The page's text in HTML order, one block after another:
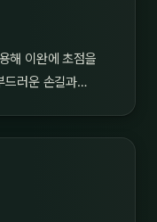
해 이완에 초점을
드러운 손길과…